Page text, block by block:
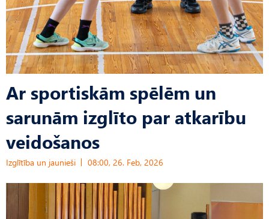
Ar sportiskām spēlēm un
sarunām izglīto par atkarību
veidošanos
Izglītība un jaunieši 08:00, 26. Feb, 2026